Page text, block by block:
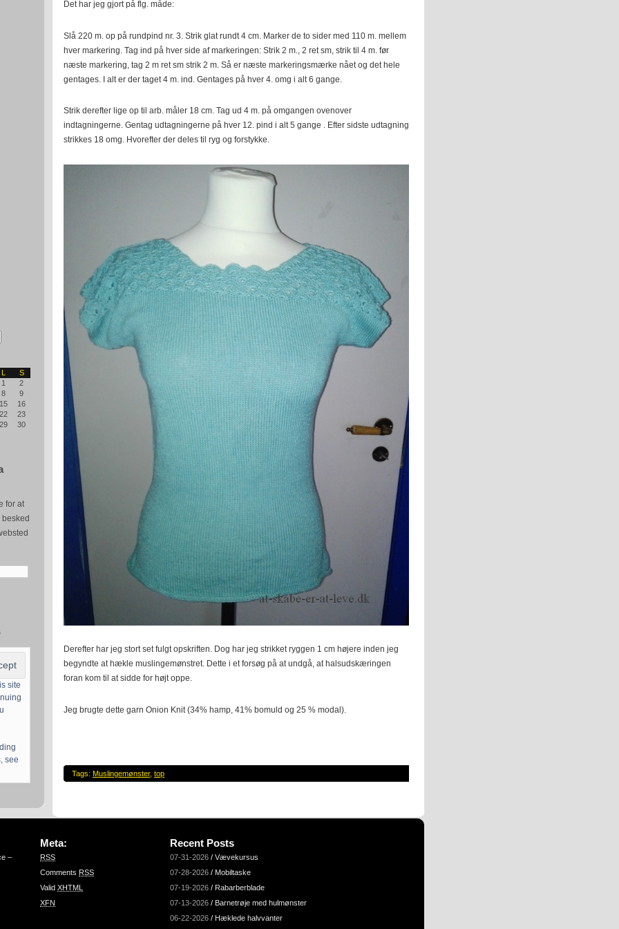
L
S
1
2
8
9
15
16
22
23
29
30
for at
site
see
Det har jeg gjort på flg. måde:
Slå 220 m. op på rundpind nr. 3. Strik glat rundt 4 cm. Marker de to sider med 110 m. mellem
hver markering. Tag ind på hver side af markeringen: Strik 2 m., 2 ret sm, strik til 4 m. før
næste markering, tag 2 m ret sm strik 2 m. Så er næste markeringsmærke nået og det hele
gentages. I alt er der taget 4 m. ind. Gentages på hver 4. omg i alt 6 gange.
Strik derefter lige op til arb. måler 18 cm. Tag ud 4 m. på omgangen ovenover
indtagningerne. Gentag udtagningerne på hver 12. pind i alt 5 gange . Efter sidste udtagning
strikkes 18 omg. Hvorefter der deles til ryg og forstykke.
Derefter har jeg stort set fulgt opskriften. Dog har jeg strikket ryggen 1 cm højere inden jeg
begyndte at hækle muslingemønstret. Dette i et forsøg på at undgå, at halsudskæringen
foran kom til at sidde for højt oppe.
Jeg brugte dette garn Onion Knit (34% hamp, 41% bomuld og 25 % modal).
Tags: Muslingemønster, top
–
Meta:
RSS
Comments RSS
Valid XHTML
XFN
Recent Posts
07-31-2026 / Vævekursus
07-28-2026 / Mobiltaske
07-19-2026 / Rabarberblade
07-13-2026 / Barnetrøje med hulmønster
06-22-2026 / Hæklede halvvanter